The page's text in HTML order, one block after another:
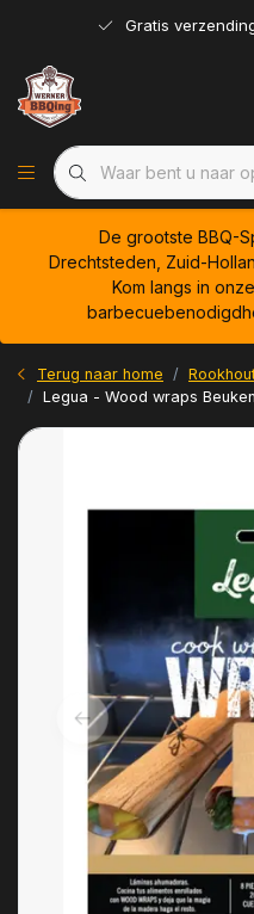
Gratis
De grootste BBQ-
Drechtsteden, Zuid-
Kom langs in
Terug naar home
Legua - Wood wraps